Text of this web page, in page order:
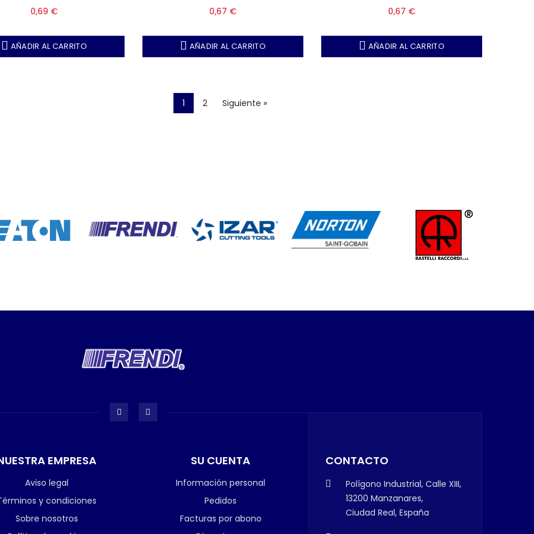
0,69 €
AÑADIR AL CARRITO
0,67 €
AÑADIR AL CARRITO
0,67 €
AÑADIR AL CARRITO
1 2 Siguiente »
EMPRESA
Aviso legal
y condiciones
Sobre nosotros
SU CUENTA
Información personal
Pedidos
Facturas por abono
CONTACTO
Polígono Industrial, Calle XIII,
13200 Manzanares,
Ciudad Real, España